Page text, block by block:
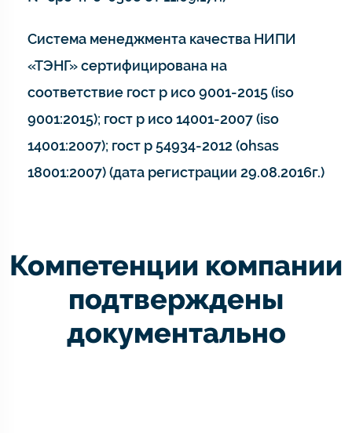
Система менеджмента качества НИПИ
«ТЭНГ» сертифицирована на
соответствие гост р исо 9001-2015 (iso
9001:2015); гост р исо 14001-2007 (iso
14001:2007); гост р 54934-2012 (ohsas
18001:2007) (дата регистрации 29.08.2016г.)
Компетенции компании
подтверждены
документально